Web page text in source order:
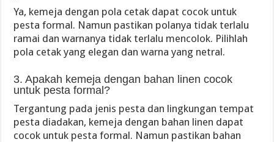
Ya, kemeja dengan pola cetak dapat cocok untuk
pesta formal. Namun pastikan polanya tidak terlalu
ramai dan warnanya tidak terlalu mencolok. Pilihlah
pola cetak yang elegan dan warna yang netral.
3. Apakah kemeja dengan bahan linen cocok
untuk pesta formal?
Tergantung pada jenis pesta dan lingkungan tempat
pesta diadakan, kemeja dengan bahan linen dapat
cocok untuk pesta formal. Namun pastikan bahan